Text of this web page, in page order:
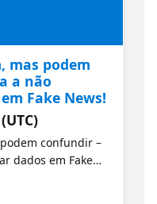
Microsoft
Copilot Microsoft
dos seus
do
Participe de
Acelere sua
com Microsoft
pessoas
de IA,
compartilham
suas ideias com
mas podem
a não
Fake News!
confundir –
dados em Fake
BI 🚀 Junte-
e workshops